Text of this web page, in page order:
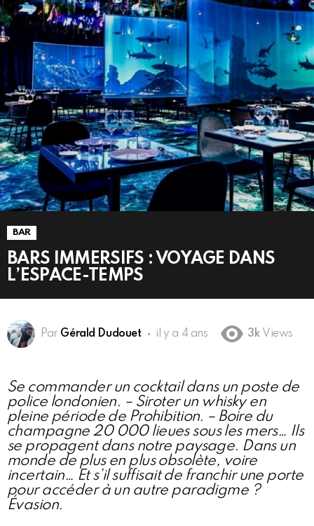
BAR
BARS IMMERSIFS : VOYAGE DANS
L’ESPACE-TEMPS
Par Gérald Dudouet il y a 4 ans 3k Views
Se commander un cocktail dans un poste de
police londonien. – Siroter un whisky en
pleine période de Prohibition. – Boire du
champagne 20 000 lieues sous les mers… Ils
se propagent dans notre paysage. Dans un
monde de plus en plus obsolète, voire
incertain… Et s’il suffisait de franchir une porte
pour accéder à un autre paradigme ?
Évasion.